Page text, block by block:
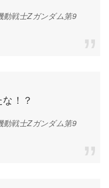
動戦士Zガンダム第9
！？
動戦士Zガンダム第9